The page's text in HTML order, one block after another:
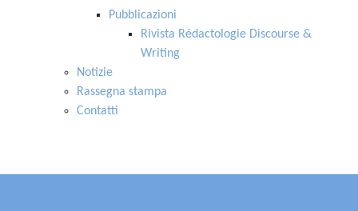
Pubblicazioni
Rivista Rédactologie Discourse &
Writing
Notizie
Rassegna stampa
Contatti